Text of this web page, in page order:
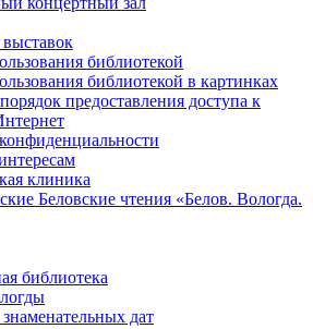
библиотекой
библиотекой в картинках
предоставления доступа к
клиника
Беловские чтения «Белов. Вологда.
библиотека
дат